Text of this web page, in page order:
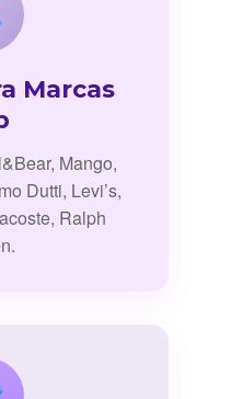
Marcas
Mango,
Dutti, Levi’s,
Ralph